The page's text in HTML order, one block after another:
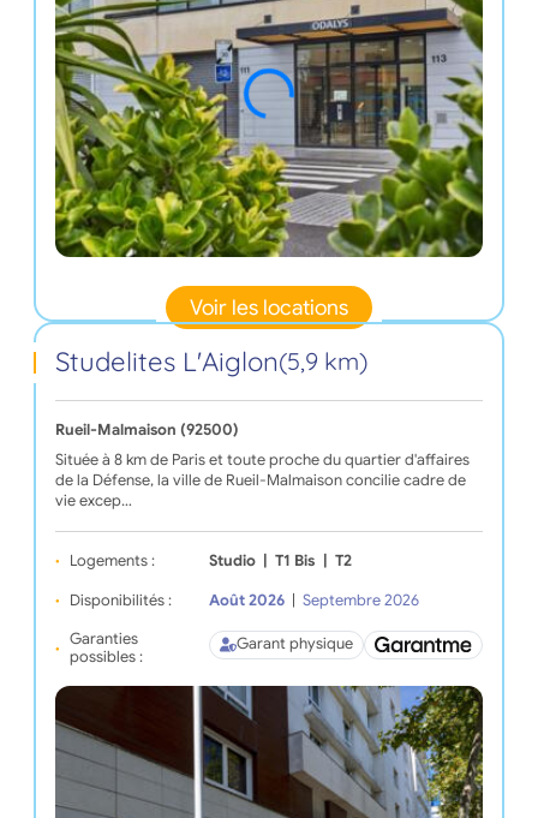
Voir les locations
Studelites L'Aiglon(5,9 km)
Rueil-Malmaison (92500)
Située à 8 km de Paris et toute proche du quartier d'affaires
de la Défense, la ville de Rueil-Malmaison concilie cadre de
vie excep…
Logements : Studio | T1 Bis | T2
Disponibilités : Août 2026 | Septembre 2026
Garanties
possibles :
Garant physique